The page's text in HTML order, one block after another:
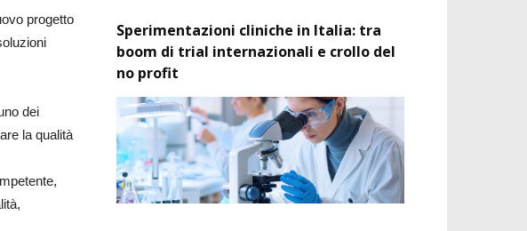
progetto
dei
la qualità
Sperimentazioni cliniche in Italia: tra
boom di trial internazionali e crollo del
no profit